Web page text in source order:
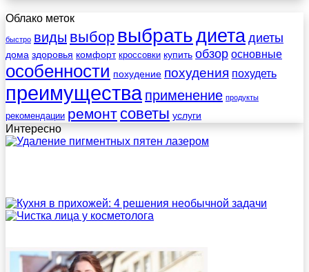
Облако меток
быстро виды выбор выбратьдиета диеты
дома здоровья комфорт кроссовки купить обзор основные
особенности похудение похудения похудеть
преимущества применение продукты
рекомендации ремонт советы услуги
Интересно